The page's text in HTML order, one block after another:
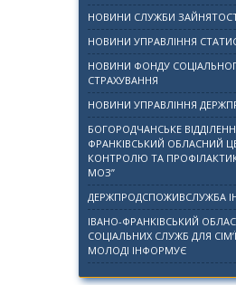
НОВИНИ СЛУЖБИ
НОВИНИ УПРАВЛІННЯ
НОВИНИ ФОНДУ
СТРАХУВАННЯ
НОВИНИ УПРАВЛІННЯ
БОГОРОДЧАНСЬКЕ
ФРАНКІВСЬКИЙ ОБЛАСНИЙ
КОНТРОЛЮ ТА
МОЗ”
ДЕРЖПРОДСПОЖИВСЛУЖБА
ІВАНО-ФРАНКІВСЬКИЙ
СОЦІАЛЬНИХ СЛУЖБ ДЛЯ
МОЛОДІ ІНФОРМУЄ